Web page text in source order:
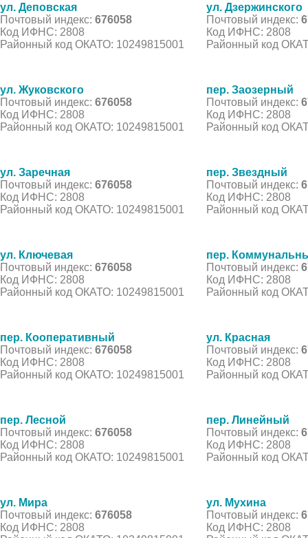
ул. Деповская
Почтовый индекс: 676058
Код ИФНС: 2808
Районный код ОКАТО: 10249815001
ул. Дзержинского
Почтовый индекс:
Код ИФНС: 2808
Районный код
ул. Жуковского
Почтовый индекс: 676058
Код ИФНС: 2808
Районный код ОКАТО: 10249815001
пер. Заозерный
Почтовый индекс:
Код ИФНС: 2808
Районный код
ул. Заречная
Почтовый индекс: 676058
Код ИФНС: 2808
Районный код ОКАТО: 10249815001
пер. Звездный
Почтовый индекс:
Код ИФНС: 2808
Районный код
ул. Ключевая
Почтовый индекс: 676058
Код ИФНС: 2808
Районный код ОКАТО: 10249815001
пер.
Почтовый индекс:
Код ИФНС: 2808
Районный код
пер. Кооперативный
Почтовый индекс: 676058
Код ИФНС: 2808
Районный код ОКАТО: 10249815001
ул. Красная
Почтовый индекс:
Код ИФНС: 2808
Районный код
пер. Лесной
Почтовый индекс: 676058
Код ИФНС: 2808
Районный код ОКАТО: 10249815001
пер. Линейный
Почтовый индекс:
Код ИФНС: 2808
Районный код
ул. Мира
Почтовый индекс: 676058
Код ИФНС: 2808
ул. Мухина
Почтовый индекс:
Код ИФНС: 2808